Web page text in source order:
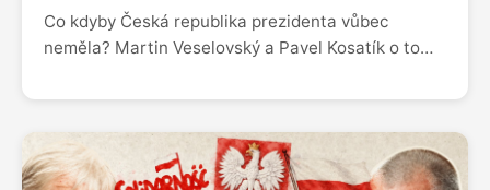
Co kdyby Česká republika prezidenta vůbec
neměla? Martin Veselovský a Pavel Kosatík o tom,
evropských národů, jestli může být prezident
Masaryk, Havel nebo Zeman. Má prezident
společnost spojovat, nebo je nevyhnutelné, že se